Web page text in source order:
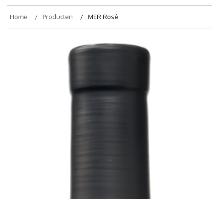
Home Producten MER Rosé